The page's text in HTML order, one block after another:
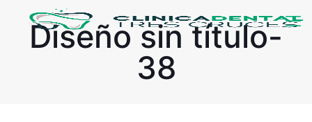
Diseño sin título-
38